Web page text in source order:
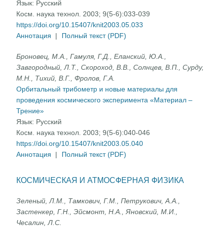
Язык: Русский
Косм. наука технол. 2003; 9(5-6):033-039
https://doi.org/10.15407/knit2003.05.033
Аннотация
| Полный текст (PDF)
Броновец, М.А., Гамуля, Г.Д., Еланский, Ю.А.,
Завгородный, Л.Т., Скороход, В.В., Солнцев, В.П., Сурду,
М.Н., Тихий, В.Г., Фролов, Г.А.
Орбитальный трибометр и новые материалы для
проведения космического эксперимента «Материал –
Трение»
Язык: Русский
Косм. наука технол. 2003; 9(5-6):040-046
https://doi.org/10.15407/knit2003.05.040
Аннотация
| Полный текст (PDF)
КОСМИЧЕСКАЯ И АТМОСФЕРНАЯ ФИЗИКА
Зеленый, Л.М., Тамкович, Г.М., Петрукович, А.А.,
Застенкер, Г.Н., Эйсмонт, Н.А., Яновский, М.И.,
Чесалин, Л.С.